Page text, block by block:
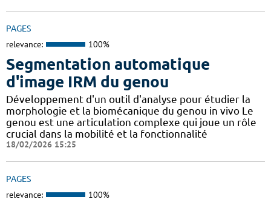
PAGES
relevance: 100%
Segmentation automatique
d'image IRM du genou
Développement d'un outil d'analyse pour étudier la
morphologie et la biomécanique du genou in vivo Le
genou est une articulation complexe qui joue un rôle
crucial dans la mobilité et la fonctionnalité
18/02/2026 15:25
PAGES
relevance: 100%